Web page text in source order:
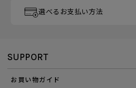
選べるお支払い方法
SUPPORT
お買い物ガイド